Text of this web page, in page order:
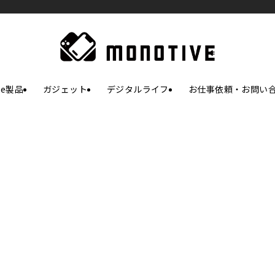
製品 ガジェット デジタルライフ お仕事依頼・お問い